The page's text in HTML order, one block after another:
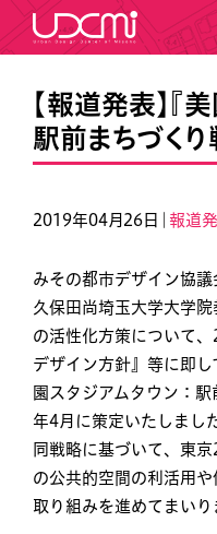
HOME
施設概要
【報道発表】『
駅前まちづくり
2019年04月26日｜ 報道
みその都市デザイン協議
久保田尚埼玉大学大学
の活性化方策について
デザイン方針』等に即
園スタジアムタウン：
年4月に策定いたしまし
同戦略に基づいて、東
の公共的空間の利活用
取り組みを進めてまいり